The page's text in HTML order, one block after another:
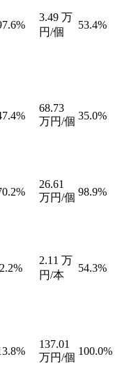
3.49 万
円/個
53.4%
68.73
万円/個 35.0%
26.61
万円/個 98.9%
2.11 万
円/本
54.3%
137.01
万円/個
100.0%